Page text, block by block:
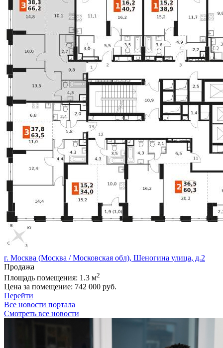
г. Москва (Москва / Московская обл), Шеногина улица, д.2
Продажа
Площадь помещения: 1.3 м2
Цена за помещение: 742 000 руб.
Перейти
Все новости портала
Смотреть все новости